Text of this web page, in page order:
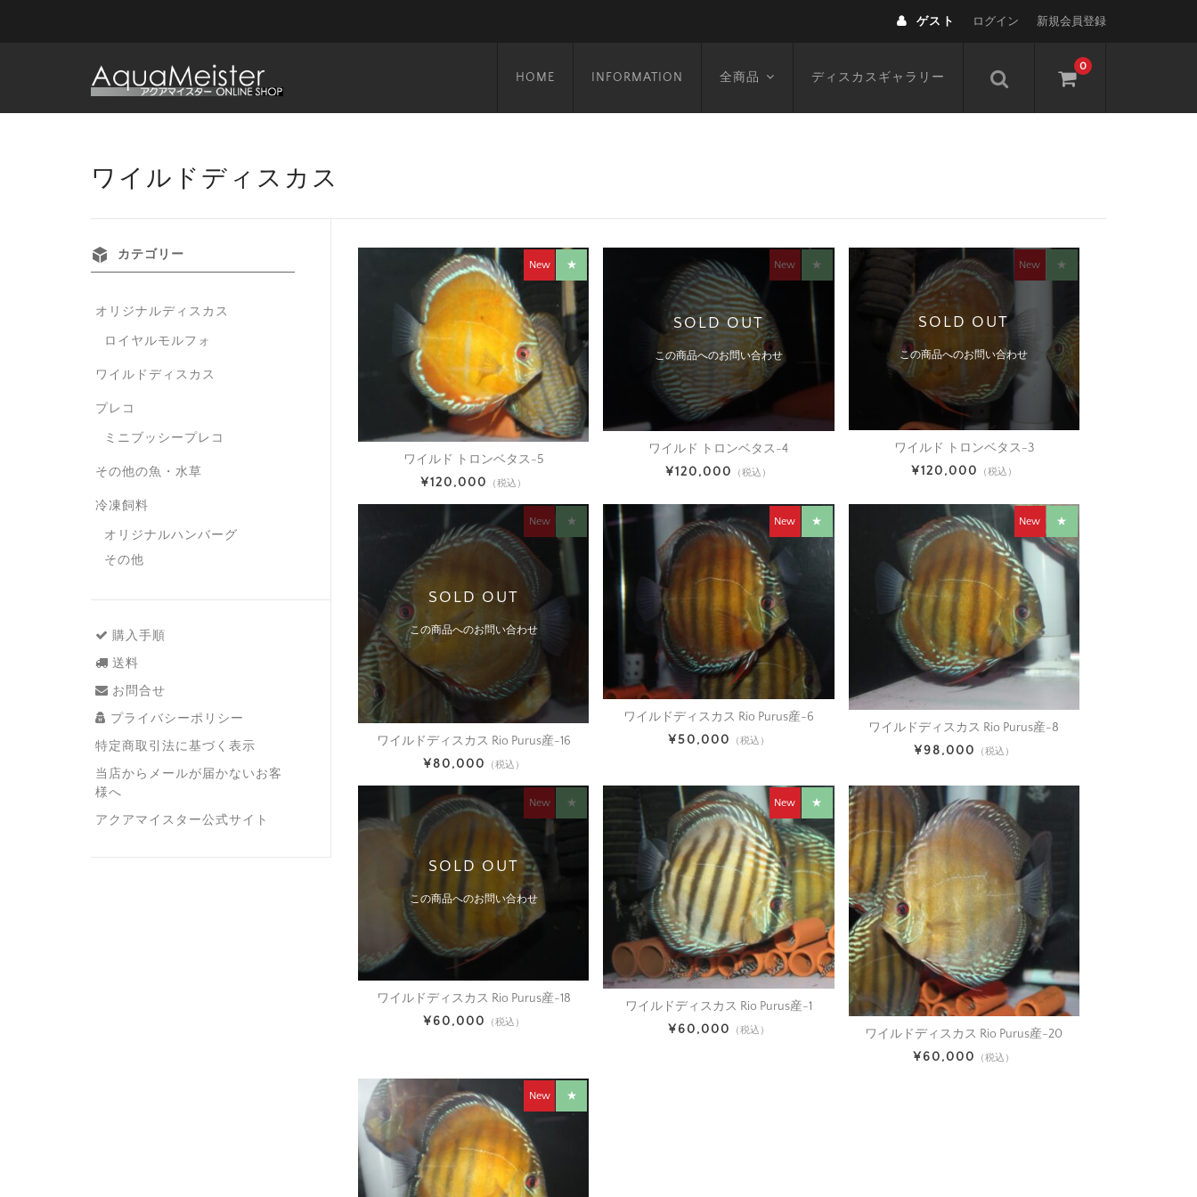
ゲスト ログイン 新規会員登録
0
HOME INFORMATION 全商品 ディスカスギャラリー
ワイルドディスカス
New ★
ワイルド トロンベタス-5
¥120,000
（税込）
SOLD OUT
この商品へのお問い合わせ
New ★
ワイルド トロンベタス-4
¥120,000
（税込）
SOLD OUT
この商品へのお問い合わせ
New ★
ワイルド トロンベタス-3
¥120,000
（税込）
SOLD OUT
この商品へのお問い合わせ
New ★
ワイルドディスカス Rio Purus産-16
¥80,000
（税込）
New ★
ワイルドディスカス Rio Purus産-6
¥50,000
（税込）
New ★
ワイルドディスカス Rio Purus産-8
¥98,000
（税込）
SOLD OUT
この商品へのお問い合わせ
New ★
ワイルドディスカス Rio Purus産-18
¥60,000
（税込）
New ★
ワイルドディスカス Rio Purus産-1
¥60,000
（税込）
ワイルドディスカス Rio Purus産-20
¥60,000
（税込）
New ★
カテゴリー
オリジナルディスカス
ロイヤルモルフォ
ワイルドディスカス
プレコ
ミニブッシープレコ
その他の魚・水草
冷凍飼料
オリジナルハンバーグ
その他
購入手順
送料
お問合せ
プライバシーポリシー
特定商取引法に基づく表示
当店からメールが届かないお客
様へ
アクアマイスター公式サイト